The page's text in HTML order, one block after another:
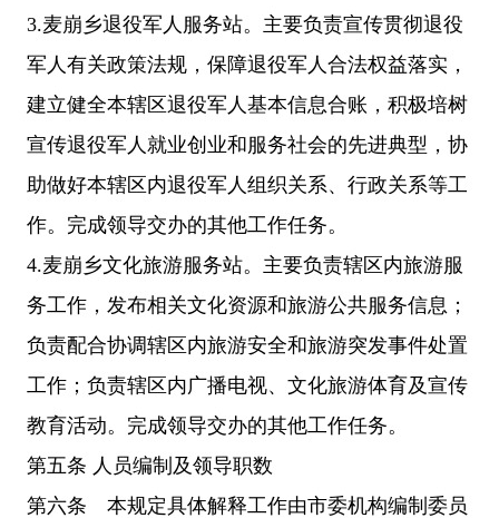
3.麦崩乡退役军人服务站。主要负责宣传贯彻退役
军人有关政策法规，保障退役军人合法权益落实，
建立健全本辖区退役军人基本信息合账，积极培树
宣传退役军人就业创业和服务社会的先进典型，协
助做好本辖区内退役军人组织关系、行政关系等工
作。完成领导交办的其他工作任务。
4.麦崩乡文化旅游服务站。主要负责辖区内旅游服
务工作，发布相关文化资源和旅游公共服务信息；
负责配合协调辖区内旅游安全和旅游突发事件处置
工作；负责辖区内广播电视、文化旅游体育及宣传
教育活动。完成领导交办的其他工作任务。
第五条 人员编制及领导职数
第六条 本规定具体解释工作由市委机构编制委员